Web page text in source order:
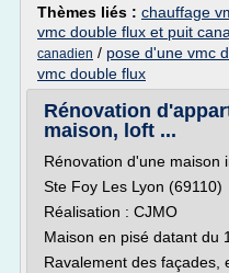
Thèmes liés : chauffage
vmc double flux et puit
canadien / pose d'une vmc
vmc double flux
Rénovation
maison, loft ...
Rénovation d'une maison
Ste Foy Les Lyon (69110)
Réalisation : CJMO
Maison en pisé datant du
Ravalement des façades,